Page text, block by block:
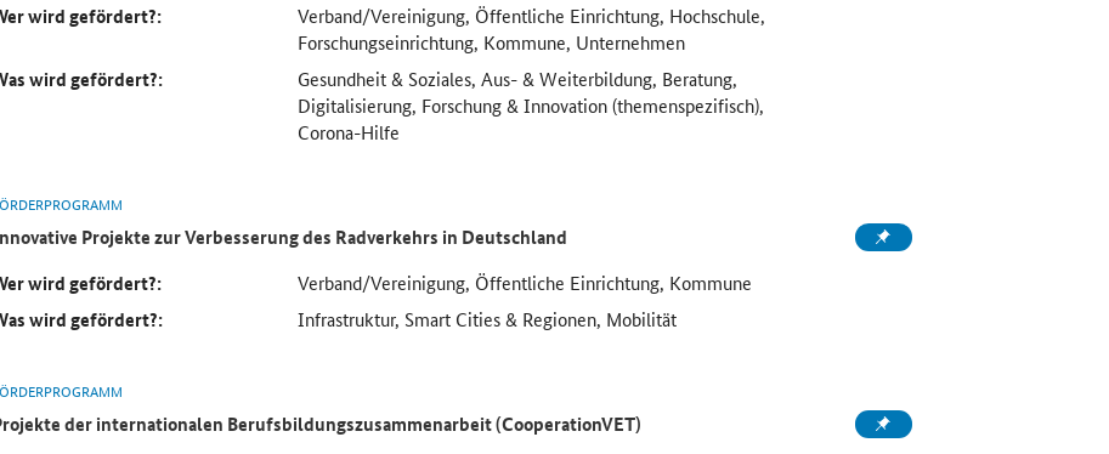
wird gefördert?:
Verband/Vereinigung, Öffentliche Einrichtung, Hochschule,
Forschungseinrichtung, Kommune, Unternehmen
wird gefördert?:
Gesundheit & Soziales, Aus- & Weiterbildung, Beratung,
Digitalisierung, Forschung & Innovation (themenspezifisch),
Corona-Hilfe
Projekte zur Verbesserung des Radverkehrs in Deutschland
wird gefördert?:
Verband/Vereinigung, Öffentliche Einrichtung, Kommune
wird gefördert?: Infrastruktur, Smart Cities & Regionen, Mobilität
der internationalen Berufsbildungszusammenarbeit (CooperationVET)